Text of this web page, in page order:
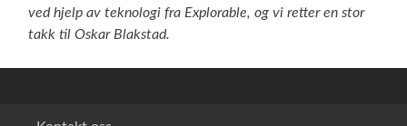
ved hjelp av teknologi fra Explorable, og vi retter en stor
takk til Oskar Blakstad.